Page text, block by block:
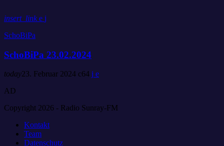
insert_link
SchoBiPa
SchoBiPa 23.02.2024
today23. Februar 2024
64
AD
Copyright 2026 - Radio Sunray-FM
Kontakt
Team
Datenschutz